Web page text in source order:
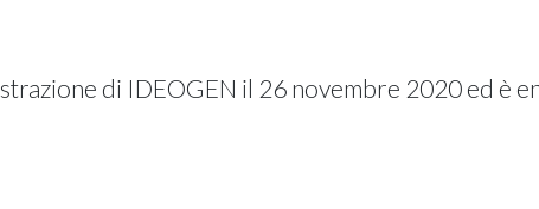
di IDEOGEN il 26 novembre 2020 ed è